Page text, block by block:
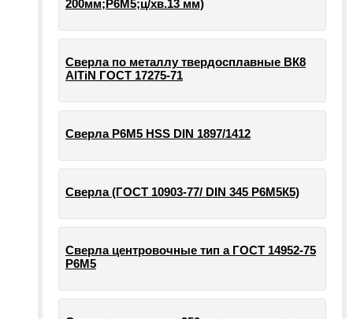
200мм;Р6М5;ц/хв.13 мм)
Сверла по металлу твердосплавные ВК8
AlTiN ГОСТ 17275-71
Сверла Р6М5 HSS DIN 1897/1412
Сверла (ГОСТ 10903-77/ DIN 345 Р6М5К5)
Сверла центровочные тип а ГОСТ 14952-75
Р6М5